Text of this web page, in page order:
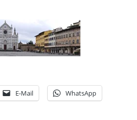
E-Mail WhatsApp